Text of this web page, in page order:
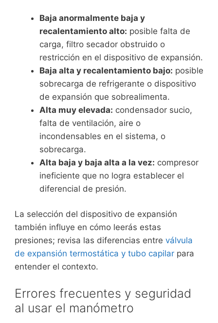
Baja anormalmente baja y
recalentamiento alto: posible falta de
carga, filtro secador obstruido o
restricción en el dispositivo de expansión.
Baja alta y recalentamiento bajo: posible
sobrecarga de refrigerante o dispositivo
de expansión que sobrealimenta.
Alta muy elevada: condensador sucio,
falta de ventilación, aire o
incondensables en el sistema, o
sobrecarga.
Alta baja y baja alta a la vez: compresor
ineficiente que no logra establecer el
diferencial de presión.
La selección del dispositivo de expansión
también influye en cómo leerás estas
presiones; revisa las diferencias entre válvula
de expansión termostática y tubo capilar para
entender el contexto.
Errores frecuentes y seguridad
al usar el manómetro